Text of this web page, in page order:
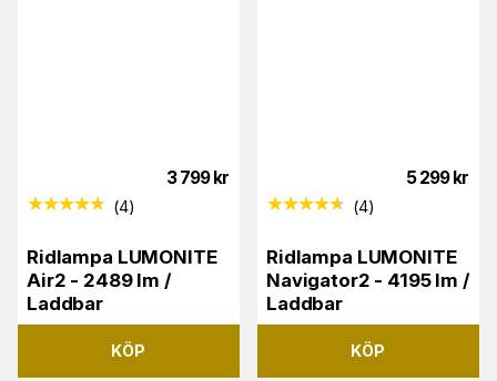
3 799 kr
(4)
Ridlampa LUMONITE
Air2 - 2489 lm /
Laddbar
KÖP
5 299 kr
(4)
Ridlampa LUMONITE
Navigator2 - 4195 lm /
Laddbar
KÖP